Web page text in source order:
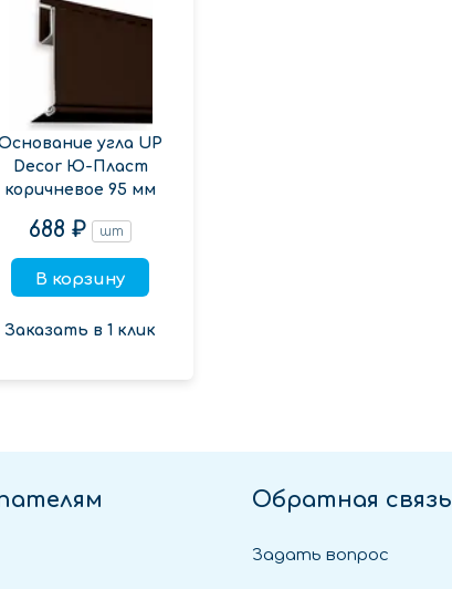
угла UP
Decor Ю-Пласт
коричневое 95 мм
688 ₽ шт
В корзину
Заказать в 1 клик
Обратная связь
Задать вопрос